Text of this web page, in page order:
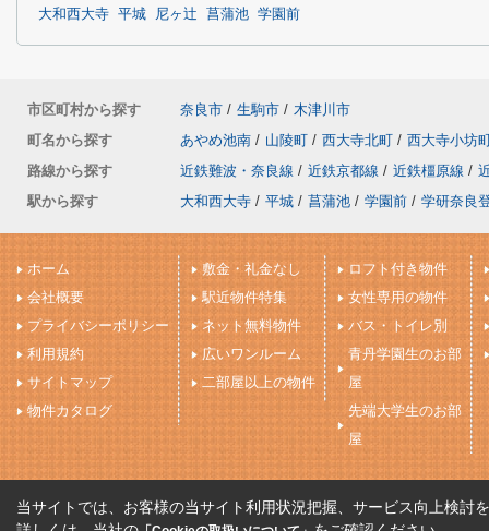
大和西大寺 平城 尼ヶ辻 菖蒲池 学園前
市区町村から探す 奈良市 / 生駒市 / 木津川市
町名から探す
あやめ池南 / 山陵町 / 西大寺北町 / 西大寺小坊
路線から探す
近鉄難波・奈良線 / 近鉄京都線 / 近鉄橿原線 /
駅から探す
大和西大寺 / 平城 / 菖蒲池 / 学園前 / 学研奈良
ホーム
会社概要
プライバシーポリシー
利用規約
サイトマップ
物件カタログ
敷金・礼金なし
駅近物件特集
ネット無料物件
広いワンルーム
二部屋以上の物件
ロフト付き物件
女性専用の物件
バス・トイレ別
青丹学園生のお部
屋
先端大学生のお部
屋
当サイトでは、お客様の当サイト利用状況把握、サービス向上検討